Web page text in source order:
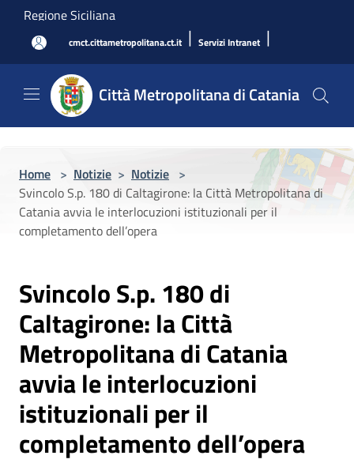
Salta al contenuto principale
Regione Siciliana
cmct.cittametropolitana.ct.it | Servizi Intranet |
Città Metropolitana di Catania
Home > Notizie > Notizie >
Svincolo S.p. 180 di Caltagirone: la Città Metropolitana di
Catania avvia le interlocuzioni istituzionali per il
completamento dell’opera
Svincolo S.p. 180 di
Caltagirone: la Città
Metropolitana di Catania
avvia le interlocuzioni
istituzionali per il
completamento dell’opera